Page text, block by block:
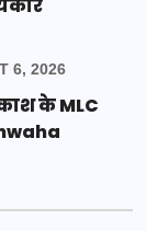
6, 2026
के MLC